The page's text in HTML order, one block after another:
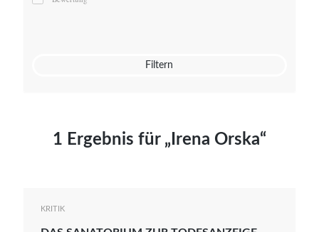
Mato von Vogelstein
Filtern
1 Ergebnis für „Irena Orska“
KRITIK